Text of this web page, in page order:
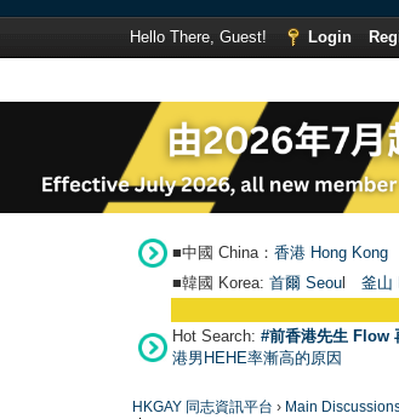
Hello There, Guest! Login
■中國 China： 香港 Hong Kong
■韓國 Korea: 首爾 Seou 釜山
Hot Search: #前香港先生 Flow
港男HEHE率漸高的原因
HKGAY 同志資訊平台 › Main